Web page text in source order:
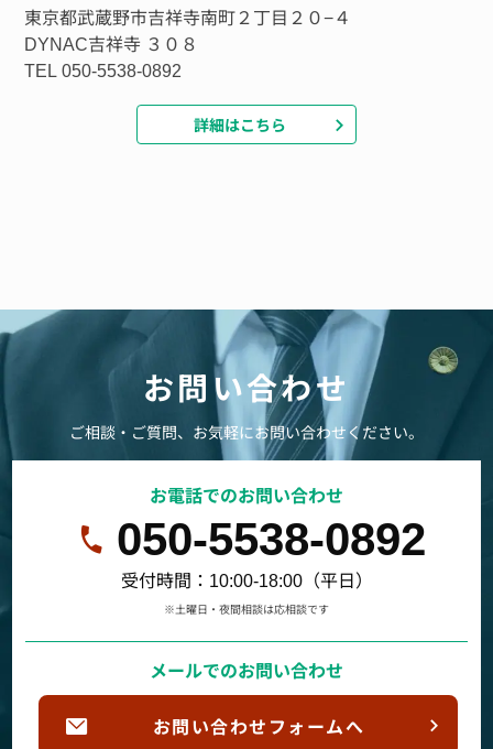
東京都武蔵野市吉祥寺南町２丁目２０−４
DYNAC吉祥寺 ３０８
TEL 050-5538-0892
詳細はこちら
お問い合わせ
ご相談・ご質問、お気軽にお問い合わせください。
お電話でのお問い合わせ
050-5538-0892
受付時間：10:00-18:00（平日）
※土曜日・夜間相談は応相談です
メールでのお問い合わせ
お問い合わせフォームへ